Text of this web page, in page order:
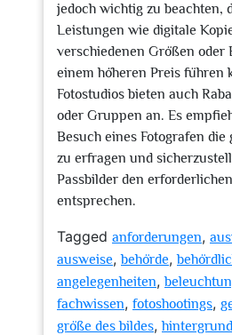
jedoch wichtig zu beachten,
Leistungen wie digitale
verschiedenen Größen oder
einem höheren Preis führen
Fotostudios bieten auch
oder Gruppen an. Es
Besuch eines Fotografen die
zu erfragen und
Passbilder den
entsprechen.
Tagged anforderungen,
ausweise,behörde,
angelegenheiten,
fachwissen, fotoshootings,
größe des bildes,hintergrund